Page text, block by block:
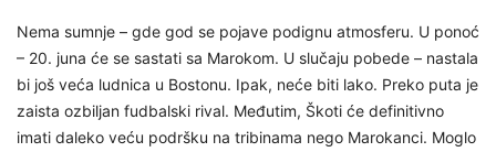
Nema sumnje – gde god se pojave podignu atmosferu. U ponoć
– 20. juna će se sastati sa Marokom. U slučaju pobede – nastala
bi još veća ludnica u Bostonu. Ipak, neće biti lako. Preko puta je
zaista ozbiljan fudbalski rival. Međutim, Škoti će definitivno
imati daleko veću podršku na tribinama nego Marokanci. Moglo